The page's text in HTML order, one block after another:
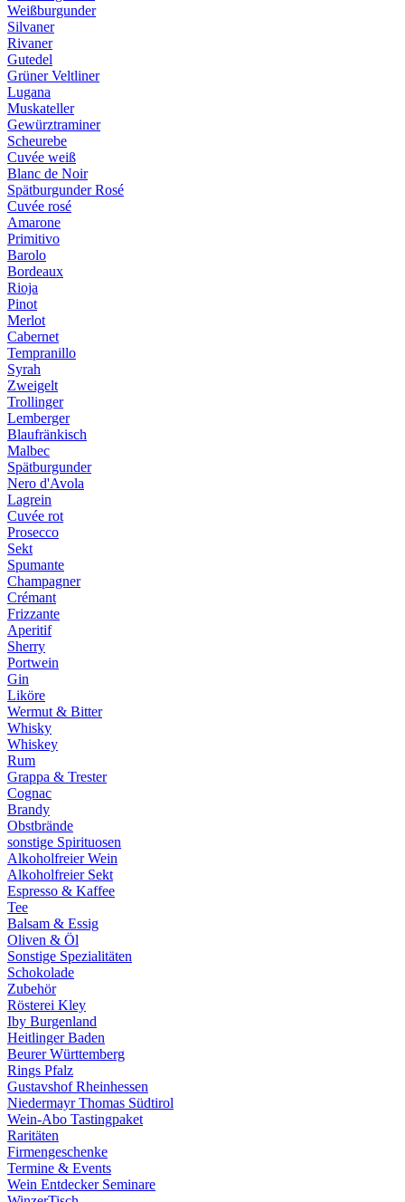
Weißburgunder
Silvaner
Rivaner
Gutedel
Grüner Veltliner
Lugana
Muskateller
Gewürztraminer
Scheurebe
Cuvée weiß
Blanc de Noir
Spätburgunder Rosé
Cuvée rosé
Amarone
Primitivo
Barolo
Bordeaux
Rioja
Pinot
Merlot
Cabernet
Tempranillo
Syrah
Zweigelt
Trollinger
Lemberger
Blaufränkisch
Malbec
Spätburgunder
Nero d'Avola
Lagrein
Cuvée rot
Prosecco
Sekt
Spumante
Champagner
Crémant
Frizzante
Aperitif
Sherry
Portwein
Gin
Liköre
Wermut & Bitter
Whisky
Whiskey
Rum
Grappa & Trester
Cognac
Brandy
Obstbrände
sonstige Spirituosen
Alkoholfreier Wein
Alkoholfreier Sekt
Espresso & Kaffee
Tee
Balsam & Essig
Oliven & Öl
Sonstige Spezialitäten
Schokolade
Zubehör
Rösterei Kley
Iby Burgenland
Heitlinger Baden
Beurer Württemberg
Rings Pfalz
Gustavshof Rheinhessen
Niedermayr Thomas Südtirol
Wein-Abo Tastingpaket
Raritäten
Firmengeschenke
Termine & Events
Wein Entdecker Seminare